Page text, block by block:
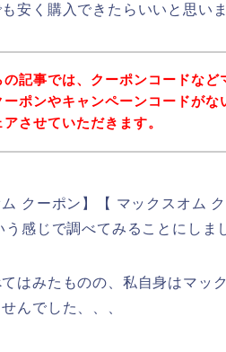
安く購入できたらいいと思い
の記事では、クーポンコードなど
ーポンやキャンペーンコードがな
させていただきます。
クーポン】【 マックスオム
感じで調べてみることにしま
はみたものの、私自身はマッ
んでした、、、